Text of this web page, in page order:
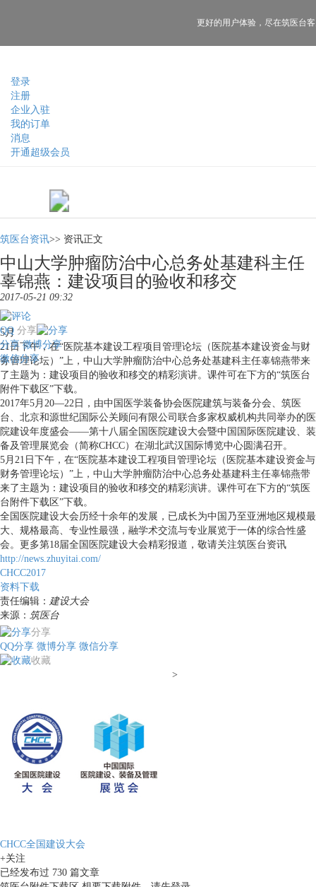
登录
注册
企业入驻
我的订单
消息
开通超级会员
更好的用户体验， 尽在筑医台
筑医台资讯>> 资讯正文
中山大学肿瘤防治中心总务处基建科主任
辜锦燕：建设项目的验收和移交
2017-05-21 09:32
分享
QQ
分享 微博分享
微信分享
5月
21日下午，在“医院基本建设工程项目管理论坛（医院基本建设资金与财
务管理论坛）”上，中山大学肿瘤防治中心总务处基建科主任辜锦燕带来
了主题为：建设项目的验收和移交的精彩演讲。课件可在下方的“筑医台
附件下载区”下载。
2017年5月20—22日，由中国医学装备协会医院建筑与装备分会、筑医
台、北京和源世纪国际公关顾问有限公司联合多家权威机构共同举办的医
院建设年度盛会——第十八届全国医院建设大会暨中国国际医院建设、装
备及管理展览会（简称CHCC）在湖北武汉国际博览中心圆满召开。
5月21日下午，在“医院基本建设工程项目管理论坛（医院基本建设资金与
财务管理论坛）”上，中山大学肿瘤防治中心总务处基建科主任辜锦燕带
来了主题为：建设项目的验收和移交的精彩演讲。课件可在下方的“筑医
台附件下载区”下载。
全国医院建设大会历经十余年的发展，已成长为中国乃至亚洲地区规模最
大、规格最高、专业性最强，融学术交流与专业展览于一体的综合性盛
会。更多第18届全国医院建设大会精彩报道，敬请关注筑医台资讯
http://news.zhuyitai.com/
CHCC2017
资料下载
责任编辑： 建设大会
来源： 筑医台
分享
QQ分享 微博分享 微信分享
收藏
>
CHCC全国建设大会
+关注
已经发布过 730 篇文章